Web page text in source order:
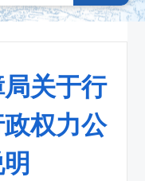
关于行
权力公